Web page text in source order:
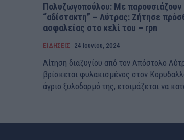
Πολυζωγοπούλου: Με
“αδίστακτη” – Λύτρας: Ζήτησε
ασφαλείας στο κελί του – rpn
ΕΙΔΗΣΕΙΣ 24 Ιουνίου, 2024
Αίτηση διαζυγίου από τον Απόστολο
βρίσκεται φυλακισμένος στον
άγριο ξυλοδαρμό της, ετοιμάζεται να